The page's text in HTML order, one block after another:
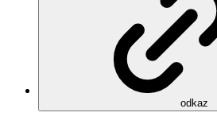
odkaz